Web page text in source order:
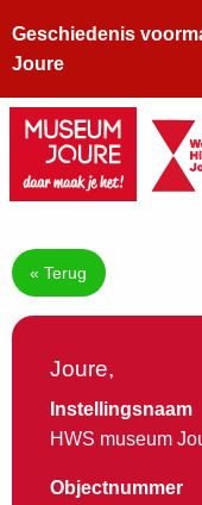
Geschiedenis
Joure
« Terug
Joure,
Instellingsnaam
HWS museum
Objectnummer